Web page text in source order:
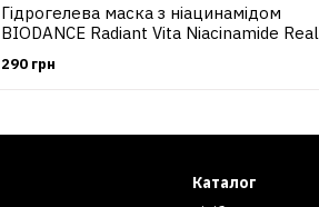
Гідрогелева маска з ніацинамідом
BIODANCE Radiant Vita Niacinamide Real
290 грн
Каталог